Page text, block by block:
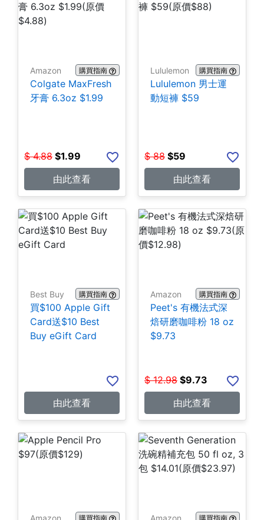
Amazon 購買指南
Colgate MaxFresh
牙膏 6.3oz $1.99
$ 4.88 $1.99
由此查看
Lululemon 購買指南
Lululemon 男士運
動短褲 $59
$ 88 $59
由此查看
Best Buy 購買指南
買$100 Apple Gift
Card送$10 Best
Buy eGift Card
由此查看
Amazon 購買指南
Peet's 有機法式深
焙研磨咖啡粉 18 oz
$9.73
$ 12.98 $9.73
由此查看
Amazon 購買指南 Amazon 購買指南